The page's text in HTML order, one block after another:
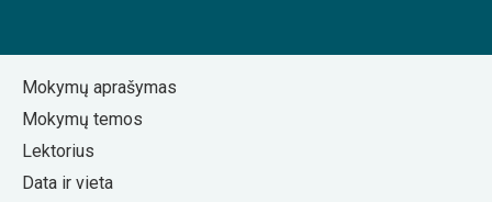
Mokymų aprašymas
Mokymų temos
Lektorius
Data ir vieta